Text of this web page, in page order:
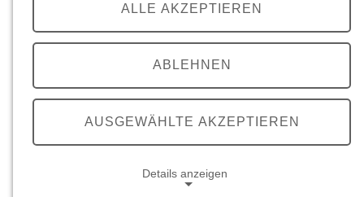
we care.
GROW.
Aktuelles
ALLE AKZEPTIEREN
ABLEHNEN
AUSGEWÄHLTE AKZEPTIEREN
Details anzeigen